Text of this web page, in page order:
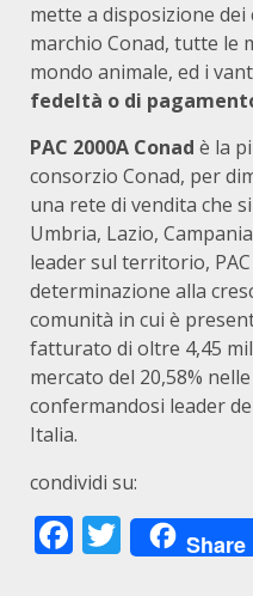
mette a disposizione
marchio Conad, tutte le
mondo animale, ed i
fedeltà o di
PAC 2000A Conad è la
consorzio Conad, per
una rete di vendita che
Umbria, Lazio,
leader sul territorio,
determinazione alla
comunità in cui è
fatturato di oltre 4,45
mercato del 20,58%
confermandosi leader
Italia.
condividi su:
Facebook
Twitter
Share